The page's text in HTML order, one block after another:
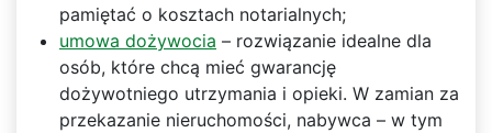
pamiętać o kosztach notarialnych;
umowa dożywocia – rozwiązanie idealne dla
osób, które chcą mieć gwarancję
dożywotniego utrzymania i opieki. W zamian za
przekazanie nieruchomości, nabywca – w tym